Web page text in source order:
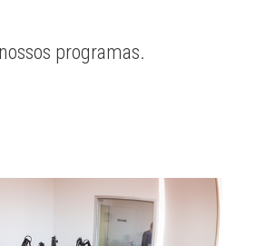
programas.